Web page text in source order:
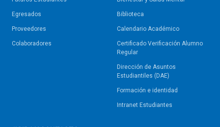
Egresados
Proveedores
Colaboradores
Biblioteca
Calendario Académico
Certificado Verificación Alumno
Regular
Dirección de Asuntos
Estudiantiles (DAE)
Formación e identidad
Intranet Estudiantes